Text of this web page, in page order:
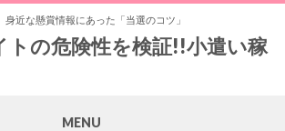
近な懸賞情報にあった「当選のコツ」
トの危険性を検証!!小遣い稼
MENU